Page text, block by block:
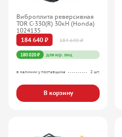
Виброплита реверсивная
TOR C-330(R) 30кН (Honda)
1024135
184 640 ₽
184 640 ₽
180 020 ₽ для юр. лиц
в наличии у поставщика 2 шт.
В корзину